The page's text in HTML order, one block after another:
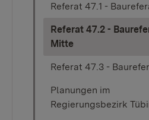
Referat 47.1 -
Referat 47.2 -
Mitte(current)
Referat 47.3 -
Planungen im
Regierungsbezirk